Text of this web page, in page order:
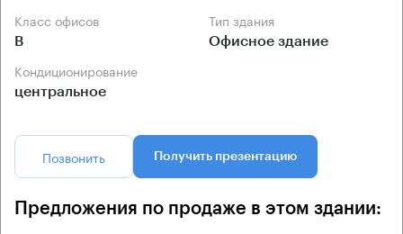
Класс офисов
B
Тип здания
Офисное здание
Кондиционирование
центральное
Позвонить Получить презентацию
Предложения по продаже в этом здании: